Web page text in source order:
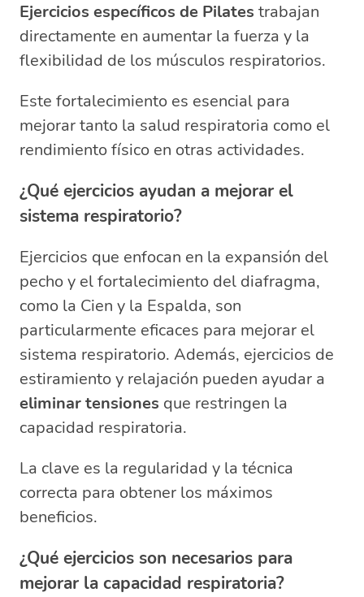
Ejercicios específicos de Pilates trabajan
directamente en aumentar la fuerza y la
flexibilidad de los músculos respiratorios.
Este fortalecimiento es esencial para
mejorar tanto la salud respiratoria como el
rendimiento físico en otras actividades.
¿Qué ejercicios ayudan a mejorar el
sistema respiratorio?
Ejercicios que enfocan en la expansión del
pecho y el fortalecimiento del diafragma,
como la Cien y la Espalda, son
particularmente eficaces para mejorar el
sistema respiratorio. Además, ejercicios de
estiramiento y relajación pueden ayudar a
eliminar tensiones que restringen la
capacidad respiratoria.
La clave es la regularidad y la técnica
correcta para obtener los máximos
beneficios.
¿Qué ejercicios son necesarios para
mejorar la capacidad respiratoria?